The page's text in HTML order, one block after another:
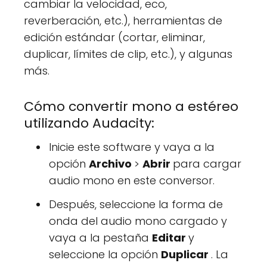
cambiar la velocidad, eco,
reverberación, etc.), herramientas de
edición estándar (cortar, eliminar,
duplicar, límites de clip, etc.), y algunas
más.
Cómo convertir mono a estéreo
utilizando Audacity:
Inicie este software y vaya a la
opción Archivo > Abrir para cargar
audio mono en este conversor.
Después, seleccione la forma de
onda del audio mono cargado y
vaya a la pestaña Editar y
seleccione la opción Duplicar . La